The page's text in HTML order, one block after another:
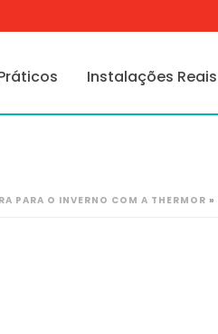
Instalações Reais
PARA O INVERNO COM A THERMOR »